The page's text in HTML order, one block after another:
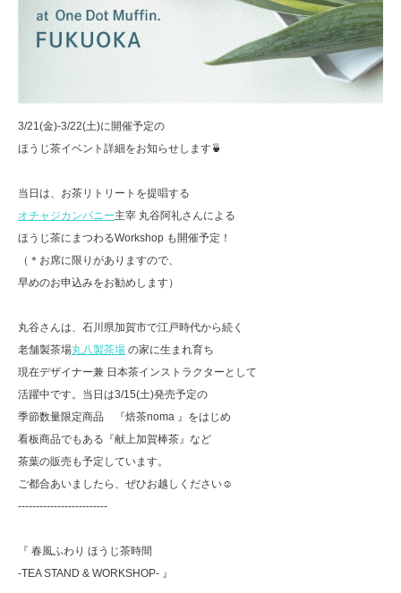
3/21(金)-3/22(土)に開催予定の
ほうじ茶イベント詳細をお知らせします🍵
当日は、お茶リトリートを提唱する
オチャジカンパニー主宰 丸谷阿礼さんによる
ほうじ茶にまつわるWorkshop も開催予定！
（＊お席に限りがありますので、
早めのお申込みをお勧めします）
丸谷さんは、石川県加賀市で江戸時代から続く
老舗製茶場丸八製茶場 の家に生まれ育ち
現在デザイナー兼 日本茶インストラクターとして
活躍中です。当日は3/15(土)発売予定の
季節数量限定商品 『焙茶noma 』をはじめ
看板商品でもある『献上加賀棒茶』など
茶葉の販売も予定しています。
ご都合あいましたら、ぜひお越しください☺︎
-------------------------
『 春風ふわり ほうじ茶時間
-TEA STAND & WORKSHOP- 』